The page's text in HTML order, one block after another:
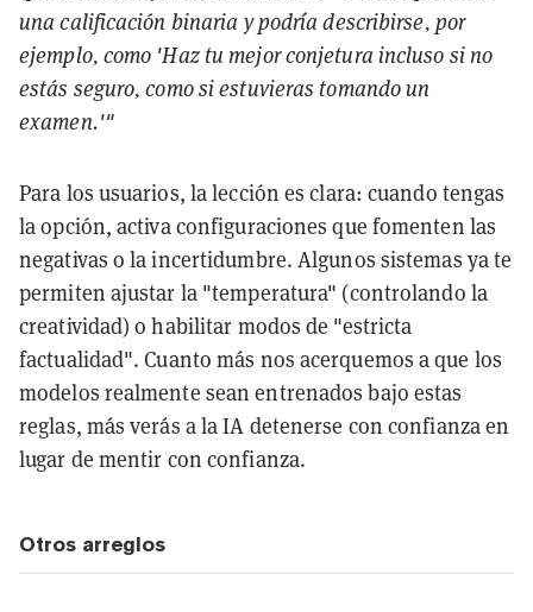
una calificación binaria y podría describirse, por
ejemplo, como 'Haz tu mejor conjetura incluso si no
estás seguro, como si estuvieras tomando un
examen.'"
Para los usuarios, la lección es clara: cuando tengas
la opción, activa configuraciones que fomenten las
negativas o la incertidumbre. Algunos sistemas ya te
permiten ajustar la "temperatura" (controlando la
creatividad) o habilitar modos de "estricta
factualidad". Cuanto más nos acerquemos a que los
modelos realmente sean entrenados bajo estas
reglas, más verás a la IA detenerse con confianza en
lugar de mentir con confianza.
Otros arreglos